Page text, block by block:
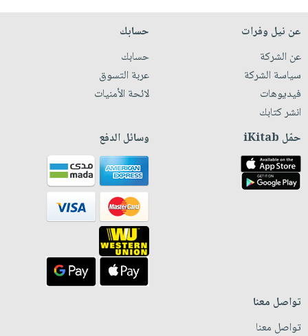
عن نيل وفرات
عن الشركة
سياسة الشركة
فيديوهات
انشر كتابك
حسابك
حسابك
عربة التسوق
لائحة الأمنيات
حمّل iKitab وسائل الدفع
تواصل معنا
تواصل معنا